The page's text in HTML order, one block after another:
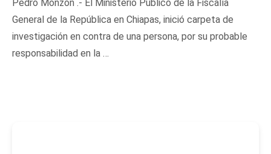
Pedro Monzón .- El Ministerio Público de la Fiscalía
General de la República en Chiapas, inició carpeta de
investigación en contra de una persona, por su probable
responsabilidad en la …